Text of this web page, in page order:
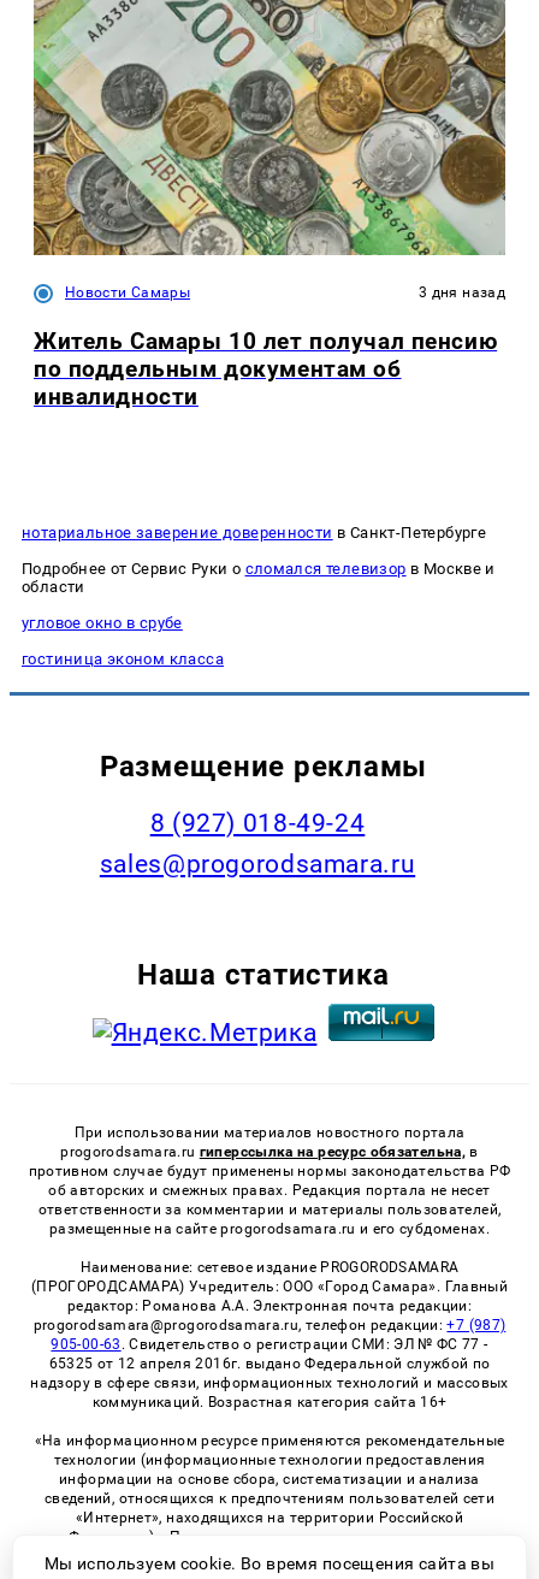
Новости Самары 3 дня назад
Житель Самары 10 лет получал пенсию
по поддельным документам об
инвалидности
нотариальное заверение доверенности в Санкт-Петербурге
Подробнее от Сервис Руки о сломался телевизор в Москве и
области
угловое окно в срубе
гостиница эконом класса
Размещение рекламы
8 (927) 018-49-24
sales@progorodsamara.ru
Наша статистика
При использовании материалов новостного портала
progorodsamara.ru гиперссылка на ресурс обязательна, в
противном случае будут применены нормы законодательства РФ
об авторских и смежных правах. Редакция портала не несет
ответственности за комментарии и материалы пользователей,
размещенные на сайте progorodsamara.ru и его субдоменах.
Наименование: сетевое издание PROGORODSAMARA
(ПРОГОРОДСАМАРА) Учредитель: ООО «Город Самара». Главный
редактор: Романова А.А. Электронная почта редакции:
progorodsamara@progorodsamara.ru, телефон редакции:+7 (987)
905-00-63 . Свидетельство о регистрации СМИ: ЭЛ № ФС 77 -
65325 от 12 апреля 2016г. выдано Федеральной службой по
надзору в сфере связи, информационных технологий и массовых
коммуникаций. Возрастная категория сайта 16+
«На информационном ресурсе применяются рекомендательные
технологии (информационные технологии предоставления
информации на основе сбора, систематизации и анализа
сведений, относящихся к предпочтениям пользователей сети
«Интернет», находящихся на территории Российской
Федерации)». Правила применения рекомендательных
технологий в виджетах рекламно-обменной сети
«СМИ2» (PDF)
Мы используем cookie. Во время посещения сайта вы